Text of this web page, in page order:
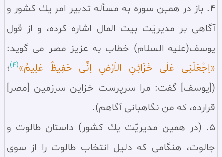
4. باز در همين سوره به مسأله تدبير امر يك كشور و
آگاهى بر مديريّت بيت المال اشاره كرده، و از قول
يوسف(علیه السلام) خطاب به عزيز مصر مى گويد:
«اِجْعَلْنِى عَلَى خَزَائِنِ الاَرْضِ اِنِّى حَفِيظٌ عَلِيمٌ»(4)
؛
([یوسف] گفت: مرا سرپرست خزاین سرزمین [مصر]
قرارده، که من نگاهبانى آگاهم).
5. (در همين مديريّت يك كشور) داستان طالوت و
جالوت، هنگامى كه دليل انتخاب طالوت را از سوى